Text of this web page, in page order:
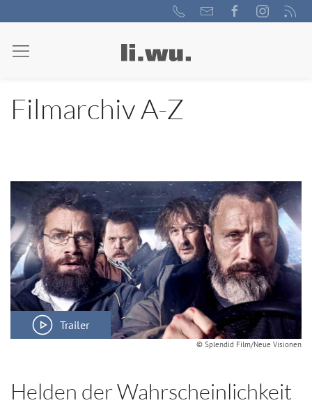
Filmarchiv A-Z
Trailer
© Splendid Film/Neue Visionen
Helden der Wahrscheinlichkeit